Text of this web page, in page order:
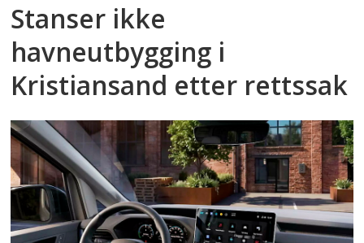
Stanser ikke
havneutbygging i
Kristiansand etter rettssak